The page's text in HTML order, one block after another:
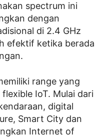
spectrum ini
dengan
di 2.4 GHz
efektif ketika berada
range yang
IoT. Mulai dari
digital
Smart City dan
Internet of